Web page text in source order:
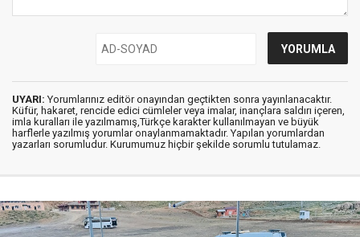
UYARI: Yorumlarınız editör onayından geçtikten sonra yayınlanacaktır.
Küfür, hakaret, rencide edici cümleler veya imalar, inançlara saldırı içeren,
imla kuralları ile yazılmamış,Türkçe karakter kullanılmayan ve büyük
harflerle yazılmış yorumlar onaylanmamaktadır. Yapılan yorumlardan
yazarları sorumludur. Kurumumuz hiçbir şekilde sorumlu tutulamaz.